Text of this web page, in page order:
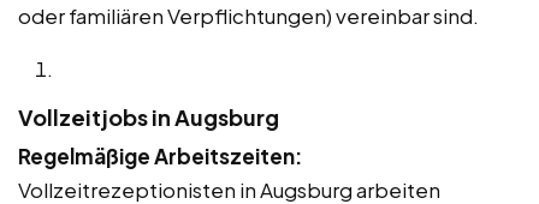
oder familiären Verpflichtungen) vereinbar sind.
Vollzeitjobs in Augsburg
Regelmäßige Arbeitszeiten:
Vollzeitrezeptionisten in Augsburg arbeiten